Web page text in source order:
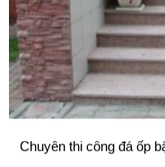
Mẫu bàn ăn mặt đá tự